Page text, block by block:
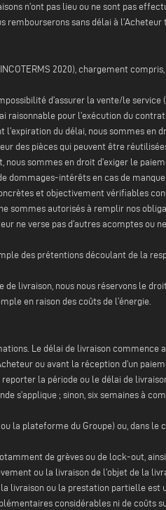
n’ont pas lieu ou ne sont pas
sans délai à l’Acheteur
2020), chargement
d’assurer la vente/le
pour l’exécution du
du délai, nous sommes en
des pièces qui peuvent être
sommes en droit d’exiger le
dommages-intérêts en cas de
et objectivement vérifiables
sommes autorisés à remplir nos
ne verse pas d’autres acomptes ou
des prétentions découlant de la
livraison, nous nous réservons le
en raison des coûts de l’énergie.
Le délai de livraison
ou avant la réception d’un
la période ou le délai de
s’applique ; sinon, six semaines à
la plateforme du Groupe) ou, dans le
de grèves ou de lock-out,
ou la livraison de l’objet de la
livraison ou la prestation partielle est
considérables ni de coûts